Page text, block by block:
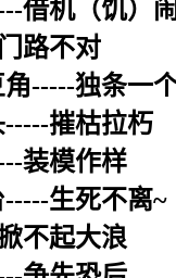
借机（饥）
路不对
-----独条一
摧枯拉朽
装模作样
生死不离~
不起大浪